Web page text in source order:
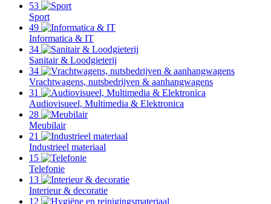
53
Sport
49
Informatica & IT
34
Sanitair & Loodgieterij
34
Vrachtwagens, nutsbedrijven & aanhangwagens
31
Audiovisueel, Multimedia & Elektronica
28
Meubilair
21
Industrieel materiaal
15
Telefonie
13
Interieur & decoratie
12